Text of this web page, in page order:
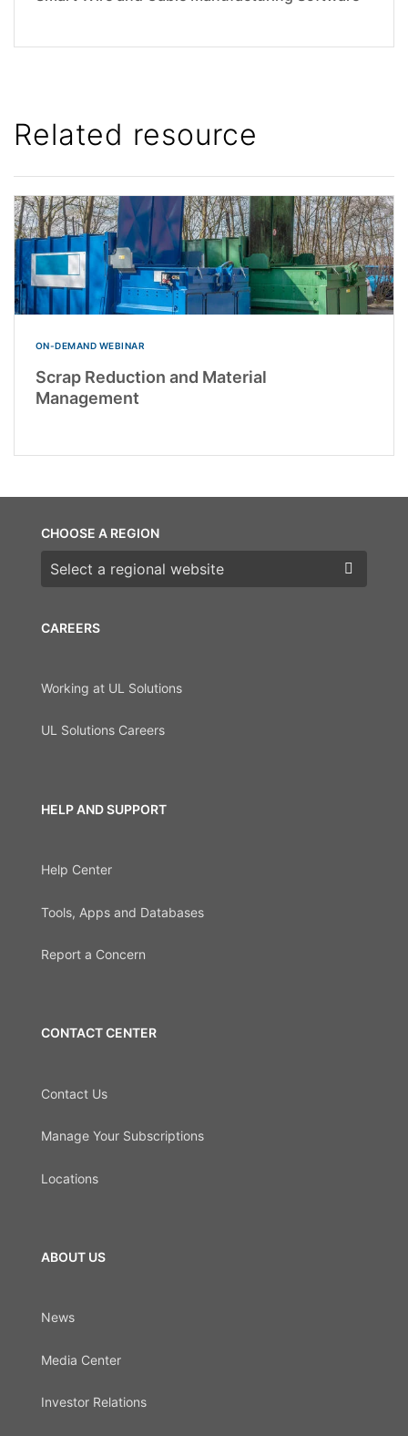
Related resource
ON-DEMAND WEBINAR
Scrap Reduction and Material
Management
CAREERS
Working at UL Solutions
UL Solutions Careers
HELP AND SUPPORT
Help Center
Tools, Apps and Databases
Report a Concern
CONTACT CENTER
Contact Us
Manage Your Subscriptions
Locations
ABOUT US
News
Media Center
Investor Relations
CHOOSE A REGION
Choose a region